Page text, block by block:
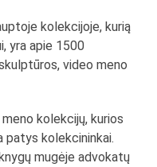
kolekcijoje, kurią
yra apie 1500
video meno
kolekcijų, kurios
kolekcininkai.
mugėje advokatų